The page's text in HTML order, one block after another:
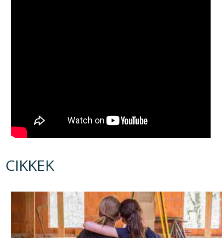
CIKKEK